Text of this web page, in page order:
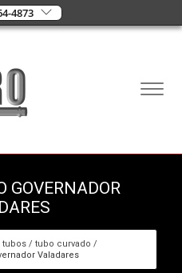
4873
GOVERNADOR
tubos
tubo curvado
Valadares